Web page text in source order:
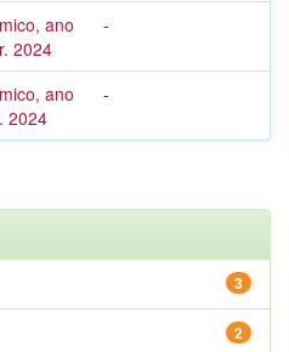
ano
2024
-
ano
2024
-
3
2